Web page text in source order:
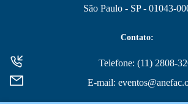
São Paulo - SP - 01043-
Contato:
Telefone: (11) 2808-
E-mail: